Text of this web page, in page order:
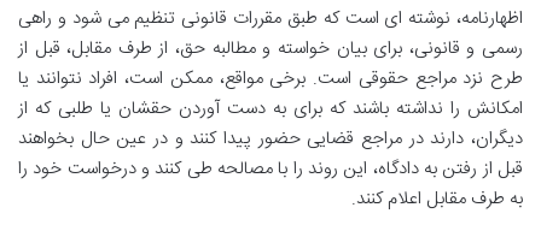
اظهارنامه، نوشته ای است که طبق مقررات قانونی تنظیم می شود و راهی
رسمی و قانونی، برای بیان خواسته و مطالبه حق، از طرف مقابل، قبل از
طرح نزد مراجع حقوقی است. برخی مواقع، ممکن است، افراد نتوانند یا
امکانش را نداشته باشند که برای به دست آوردن حقشان یا طلبی که از
دیگران، دارند در مراجع قضایی حضور پیدا کنند و در عین حال بخواهند
قبل از رفتن به دادگاه، این روند را با مصالحه طی کنند و درخواست خود را
به طرف مقابل اعلام کنند.